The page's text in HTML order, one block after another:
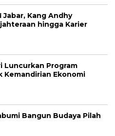
Jabar, Kang Andhy
hingga Karier
Luncurkan Program
Kemandirian Ekonomi
Bangun Budaya Pilah